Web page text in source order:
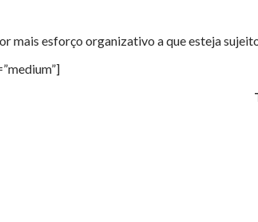
mais esforço organizativo a que esteja